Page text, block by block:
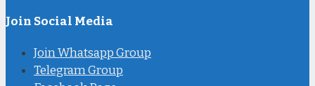
Join Social Media
Join Whatsapp Group
Telegram Group